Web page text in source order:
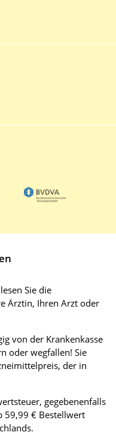
Sie die
Ärztin, Ihren Arzt oder
von der Krankenkasse
oder wegfallen! Sie
der in
gegebenenfalls
59,99 € Bestellwert